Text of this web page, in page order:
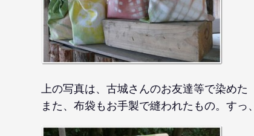
上の写真は、古城さんのお友達等で染めた
また、布袋もお手製で縫われたもの。すっ